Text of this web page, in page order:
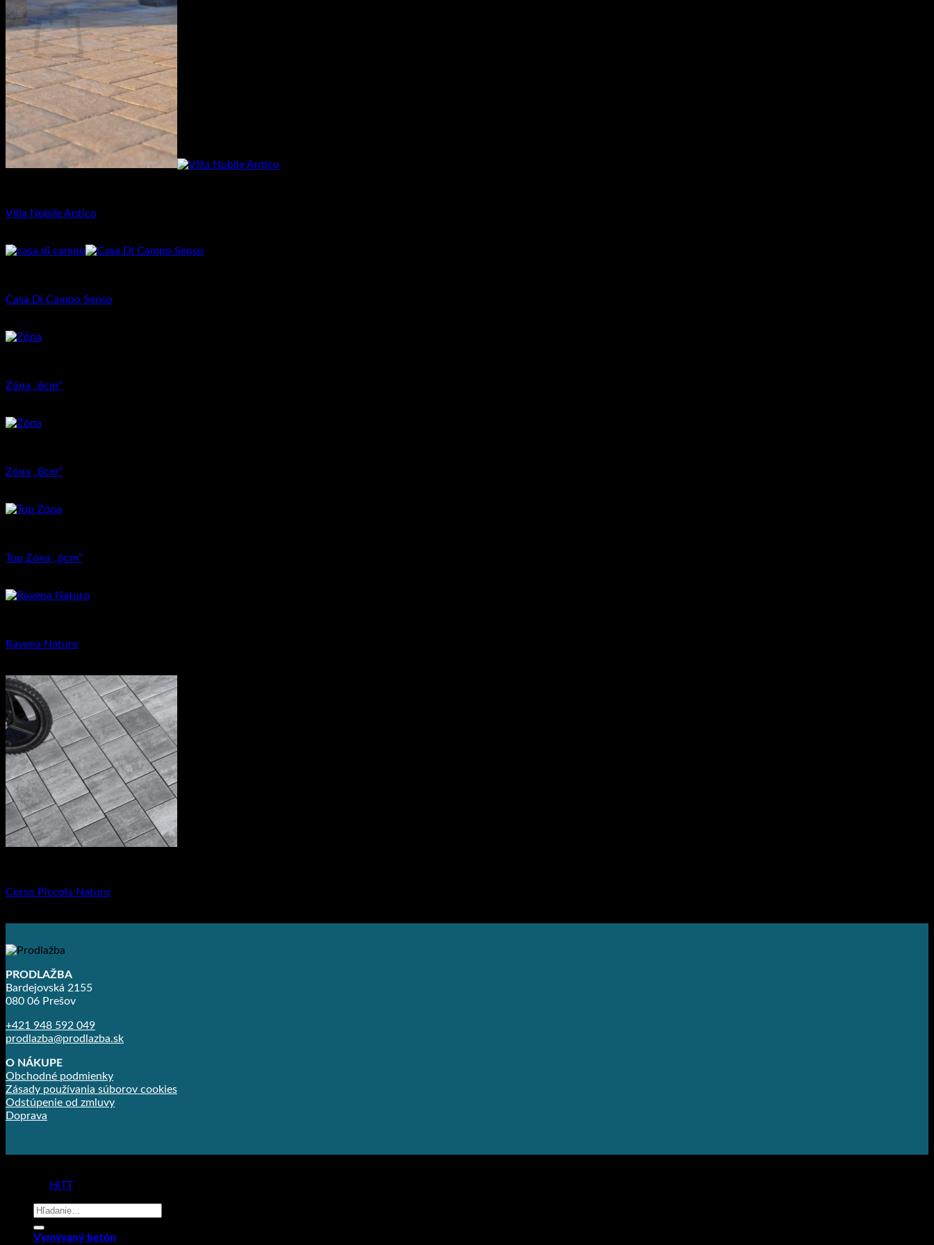
Žiadne produkty v košíku.
Vrátiť sa do obchodu
Villa Nobile Antico
Casa Di Campo Senso
Zóna „6cm“
Zóna „8cm“
Top Zóna „6cm“
Ravena Naturo
Corso Piccola Naturo
PRODLAŽBA
Bardejovská 2155
080 06 Prešov
+421 948 592 049
prodlazba@prodlazba.sk
O NÁKUPE
Obchodné podmienky
Zásady používania súborov cookies
Odstúpenie od zmluvy
Doprava
HiTT
Hľadať:
Vymývaný betón